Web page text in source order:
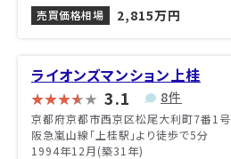
売買価格相場
2,815万円
ライオンズマンション上桂
3.1 8件
京都府京都市西京区松尾大利町7番1号
阪急嵐山線「上桂駅」より徒歩で5分
1994年12月(築31年)